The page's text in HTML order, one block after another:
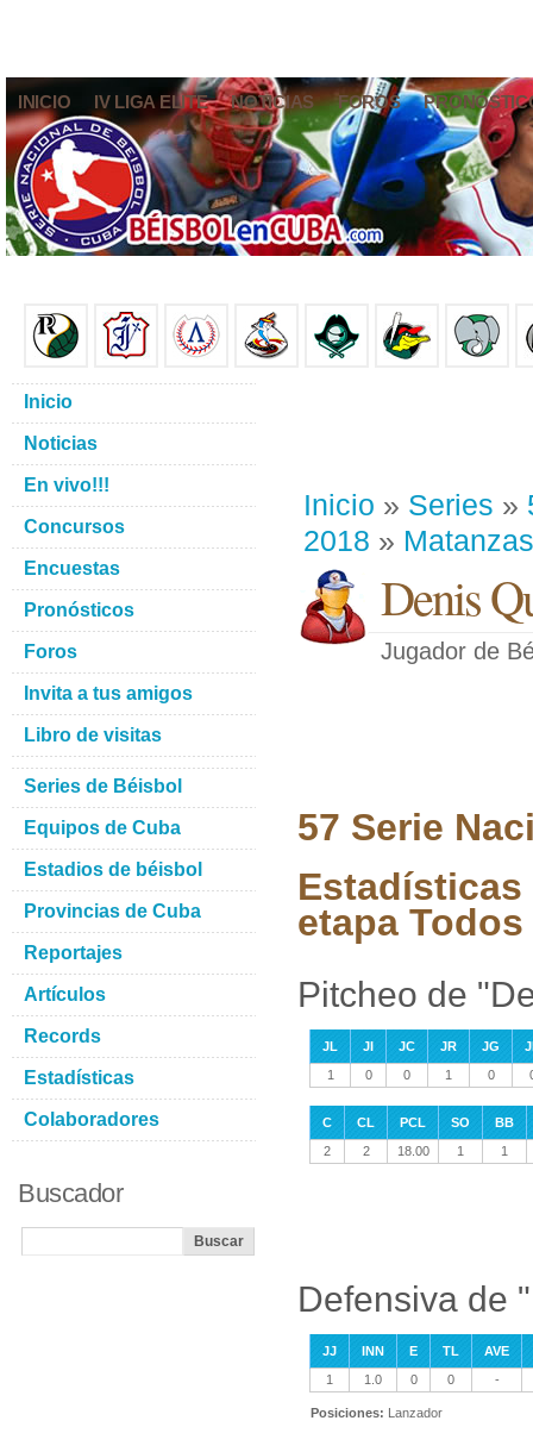
INICIO IV LIGA ELITE NOTICIAS FOROS
Inicio » Series »
2018 » Matanzas
Denis
Jugador de
57 Serie
Estadísticas
etapa
Pitcheo de
JL JI JC JR JG
1
0 0 1 0
C CL PCL SO
BB
2
2 18.00 1 1
Defensiva de
JJ INN E TL
AVE
1
1.0 0 0 -
Posiciones: Lanzador
Inicio
Noticias
En vivo!!!
Concursos
Encuestas
Pronósticos
Foros
Invita a tus amigos
Libro de visitas
Series de Béisbol
Equipos de Cuba
Estadios de béisbol
Provincias de Cuba
Reportajes
Artículos
Records
Estadísticas
Colaboradores
Buscador